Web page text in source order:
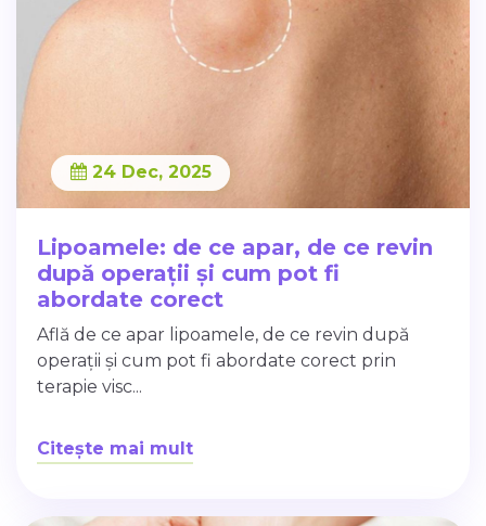
24 Dec, 2025
Lipoamele: de ce apar, de ce revin
după operații și cum pot fi
abordate corect
Află de ce apar lipoamele, de ce revin după
operații și cum pot fi abordate corect prin
terapie visc...
Citește mai mult